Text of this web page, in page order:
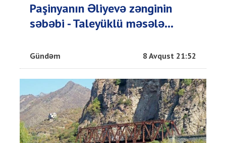
Paşinyanın Əliyevə zənginin
səbəbi - Taleyüklü məsələ...
Gündəm 8 Avqust 21:52